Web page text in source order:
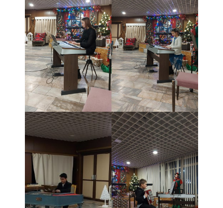
- Objednávky
- - OBJEDNÁVKY 2026
- - OBJEDNÁVKY 2025
- - OBJEDNÁVKY 2024
- - OBJEDNÁVKY 2023
- - OBJEDNÁVKY 2022
- - OBJEDNÁVKY 2021
- - OBJEDNÁVKY 2020
- Faktúry
- - FAKTÚRY 2026